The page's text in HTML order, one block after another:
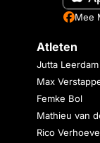
Mee
Atleten
Jutta Leerdam
Max
Femke Bol
Mathieu van
Rico